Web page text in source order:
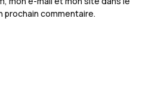
prochain commentaire.